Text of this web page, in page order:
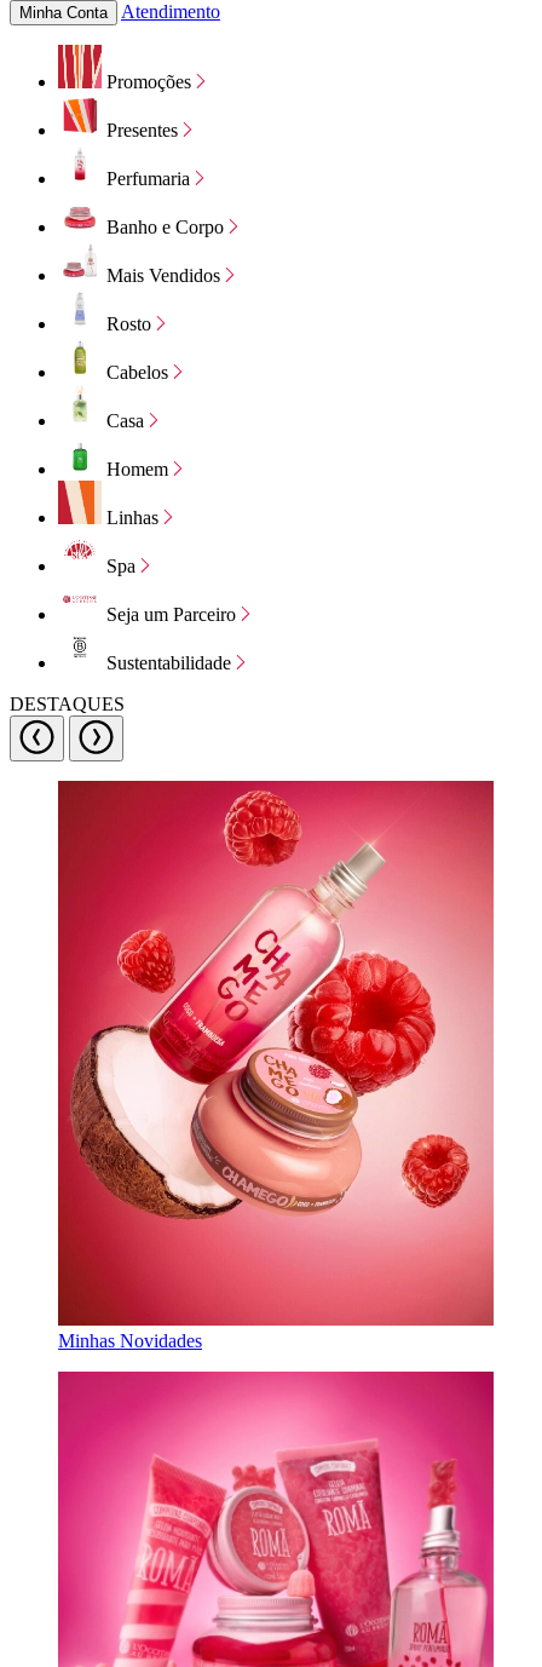
Minha Conta Atendimento
Promoções
Presentes
Perfumaria
Banho e Corpo
Mais Vendidos
Rosto
Cabelos
Casa
Homem
Linhas
Spa
Seja um Parceiro
Sustentabilidade
DESTAQUES
Minhas Novidades